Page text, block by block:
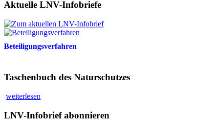
Aktuelle LNV-Infobriefe
Beteiligungsverfahren
Taschenbuch des Naturschutzes
weiterlesen
LNV-Infobrief abonnieren